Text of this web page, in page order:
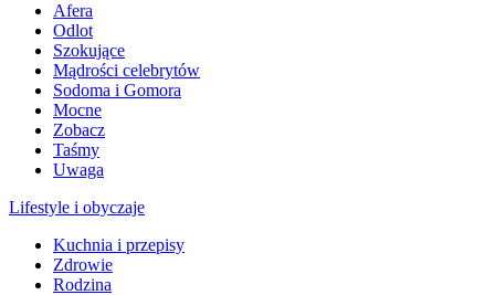
Afera
Odlot
Szokujące
Mądrości celebrytów
Sodoma i Gomora
Mocne
Zobacz
Taśmy
Uwaga
Lifestyle i obyczaje
Kuchnia i przepisy
Zdrowie
Rodzina